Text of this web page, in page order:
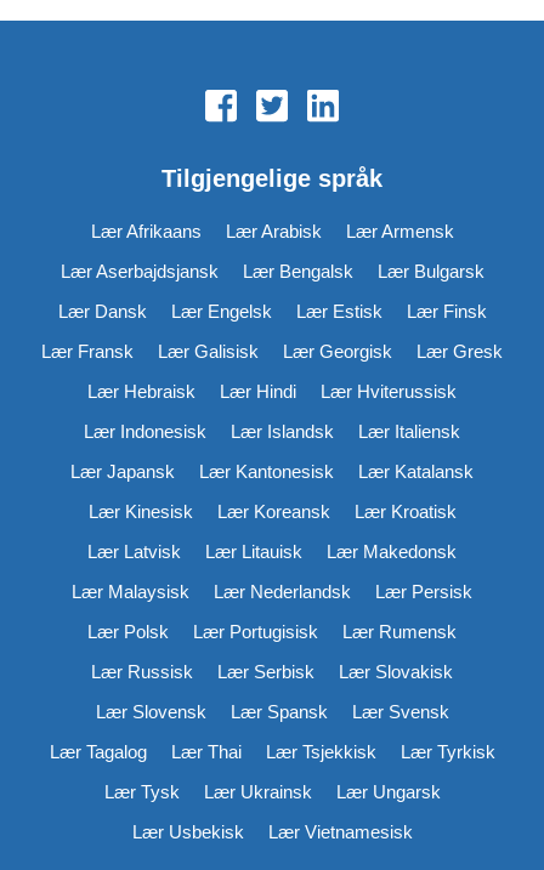
Tilgjengelige språk
Lær Afrikaans Lær Arabisk
Lær Armensk
Lær Aserbajdsjansk
Lær Bengalsk
Lær Bulgarsk
Lær Dansk
Lær Engelsk Lær Estisk
Lær Finsk
Lær Fransk
Lær Galisisk Lær Georgisk
Lær Gresk
Lær Hebraisk
Lær Hindi
Lær Hviterussisk
Lær Indonesisk
Lær Islandsk
Lær Italiensk
Lær Japansk
Lær Kantonesisk
Lær Katalansk
Lær Kinesisk
Lær Koreansk
Lær Kroatisk
Lær Latvisk
Lær Litauisk
Lær Makedonsk
Lær Malaysisk
Lær Nederlandsk
Lær Persisk
Lær Polsk
Lær Portugisisk
Lær Rumensk
Lær Russisk
Lær Serbisk
Lær Slovakisk
Lær Slovensk
Lær Spansk
Lær Svensk
Lær Tagalog
Lær Thai Lær Tsjekkisk
Lær Tyrkisk
Lær Tysk
Lær Ukrainsk
Lær Ungarsk
Lær Usbekisk
Lær Vietnamesisk